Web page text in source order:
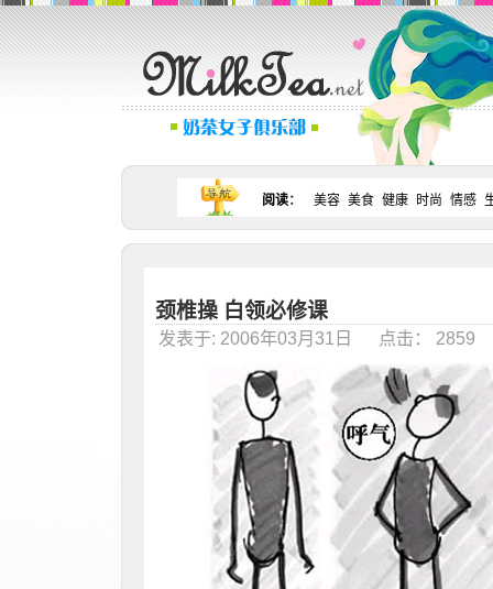
阅读： 美容 美食 健康 时尚 情感
颈椎操 白领必修课
发表于: 2006年03月31日 点击： 2859